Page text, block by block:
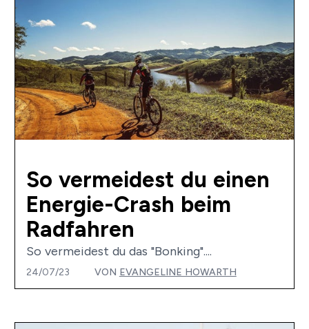
So vermeidest du einen
Energie-Crash beim
Radfahren
So vermeidest du das "Bonking"....
24/07/23 VON EVANGELINE HOWARTH